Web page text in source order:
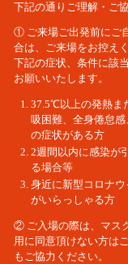
下記の通りご理解・ご
① ご来場ご出発前にご
合は、ご来場をお控え
下記の症状、条件に該
お願いいたします。
37.5℃以上の発熱ま
吸困難、全身倦怠
の症状がある方
2週間以内に感染が
る場合等
身近に新型コロナ
がいらっしゃる方
② ご入場の際は、マス
用に同意頂けない方は
もご協力ください。